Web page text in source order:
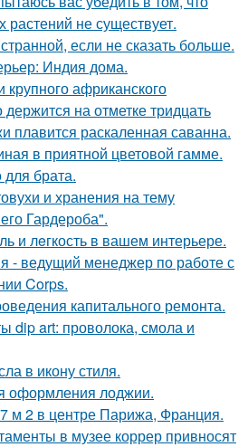
растений не существует.
если не сказать больше.
Индия дома.
крупного африканского
на отметке тридцать
плавится раскаленная саванна.
в приятной цветовой гамме.
брата.
и хранения на тему
Гардероба".
и лeгкость в вашем интерьере.
- ведущий менеджер по работе с
Corps.
капитального ремонта.
dip art: проволока, смола и
в икону стиля.
оформления лоджии.
м 2 в центре Парижа, Франция.
в музее коррер привносят